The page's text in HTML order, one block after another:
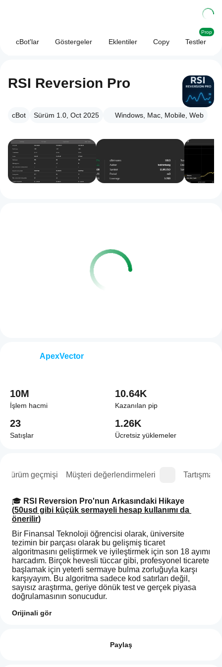
cBot'lar Göstergeler Eklentiler Copy Testler
Prop
RSI Reversion Pro
cBot Sürüm 1.0, Oct 2025 Windows, Mac, Mobile, Web
Sürüm geçmişi Müşteri değerlendirmeleri Tartışma
🎓 RSI Reversion Pro'nun Arkasındaki Hikaye
(50usd gibi küçük sermayeli hesap kullanımı da
önerilir)
Bir Finansal Teknoloji öğrencisi olarak, üniversite
tezimin bir parçası olarak bu gelişmiş ticaret
algoritmasını geliştirmek ve iyileştirmek için son 18 ayımı
harcadım. Birçok hevesli tüccar gibi, profesyonel ticarete
başlamak için yeterli sermaye bulma zorluğuyla karşı
karşıyayım. Bu algoritma sadece kod satırları değil,
sayısız araştırma, geriye dönük test ve gerçek piyasa
doğrulamasının sonucudur.
Satışlardan elde edilen tüm gelirler, şeffaf bir kitlesel
profesyonelce geliştirilmiş bir ticaret aracı sunacak.
Orijinali gör
Paylaş
ApexVector
10M
İşlem hacmi
10.64K
Kazanılan pip
23
Satışlar
1.26K
Ücretsiz yüklemeler